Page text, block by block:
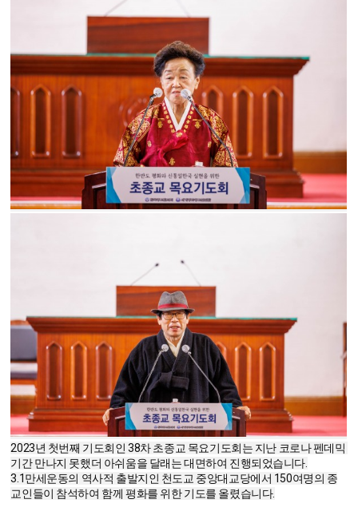
2023년 첫번째 기도회인 38차 초종교 목요기도회는 지난 코로나 펜데믹
기간 만나지 못했더 아쉬움을 달래는 대면하여 진행되었습니다.
3.1만세운동의 역사적 출발지인 천도교 중앙대교당에서 150여명의 종
교인들이 참석하여 함께 평화를 위한 기도를 올렸습니다.